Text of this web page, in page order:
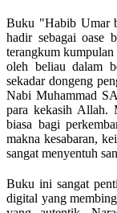
Buku "Habib Umar
hadir sebagai oase
terangkum
oleh beliau dalam
sekadar dongeng
Nabi Muhammad
para kekasih Allah.
biasa bagi
makna kesabaran,
sangat menyentuh
Buku ini sangat
digital yang